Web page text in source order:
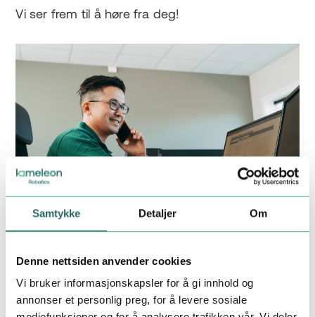
Samtykke Detaljer Om
Denne nettsiden anvender cookies
Vi bruker informasjonskapsler for å gi innhold og
annonser et personlig preg, for å levere sosiale
Vi ser frem til å høre fra deg!